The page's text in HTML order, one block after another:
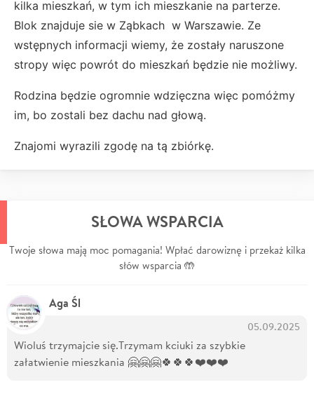
kilka mieszkań, w tym ich mieszkanie na parterze.
Blok znajduje sie w Ząbkach w Warszawie. Ze
wstępnych informacji wiemy, że zostały naruszone
stropy więc powrót do mieszkań będzie nie możliwy.
Rodzina będzie ogromnie wdzięczna więc pomóżmy
im, bo zostali bez dachu nad głową.
Znajomi wyrazili zgodę na tą zbiórkę.
SŁOWA WSPARCIA
Twoje słowa mają moc pomagania! Wpłać darowiznę i przekaż kilka
słów wsparcia 🤲
Aga Śl
05.09.2025
Wioluś trzymajcie się.Trzymam kciuki za szybkie
załatwienie mieszkania 🤗🤗🤗🍀🍀🍀❤️❤️❤️